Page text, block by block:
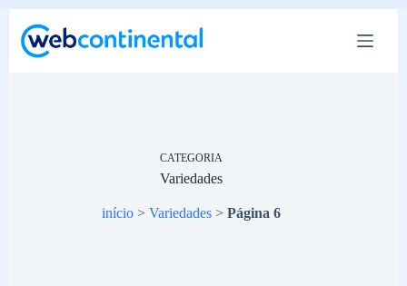
para
CATEGORIA
Variedades
início >Variedades >Página 6